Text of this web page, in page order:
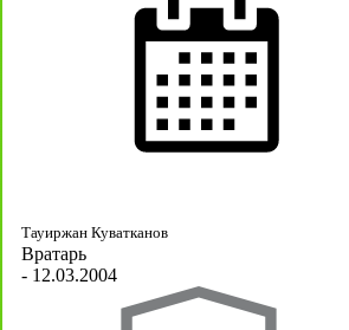
Тауиржан Куватканов
Вратарь
- 12.03.2004